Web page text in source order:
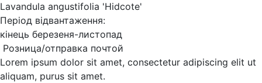
Lavandula angustifolia 'Hidcote'
Період відвантаження:
кінець березеня-листопад
Розница/отправка почтой
Lorem ipsum dolor sit amet, consectetur adipiscing elit ut
aliquam, purus sit amet.